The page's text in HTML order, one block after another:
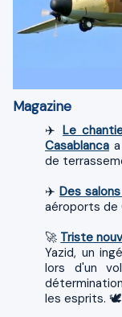
Magazine
✈️Le
Casablanca
de
✈️Des salons
aéroports de
​🚀 Triste
Yazid, un
lors d'un
les esprits. 🕊️